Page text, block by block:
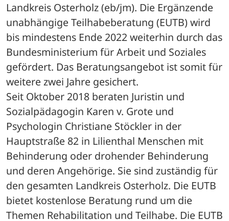
Landkreis Osterholz (eb/jm). Die Ergänzende
unabhängige Teilhabeberatung (EUTB) wird
bis mindestens Ende 2022 weiterhin durch das
Bundesministerium für Arbeit und Soziales
gefördert. Das Beratungsangebot ist somit für
weitere zwei Jahre gesichert.
Seit Oktober 2018 beraten Juristin und
Sozialpädagogin Karen v. Grote und
Psychologin Christiane Stöckler in der
Hauptstraße 82 in Lilienthal Menschen mit
Behinderung oder drohender Behinderung
und deren Angehörige. Sie sind zuständig für
den gesamten Landkreis Osterholz. Die EUTB
bietet kostenlose Beratung rund um die
Themen Rehabilitation und Teilhabe. Die EUTB